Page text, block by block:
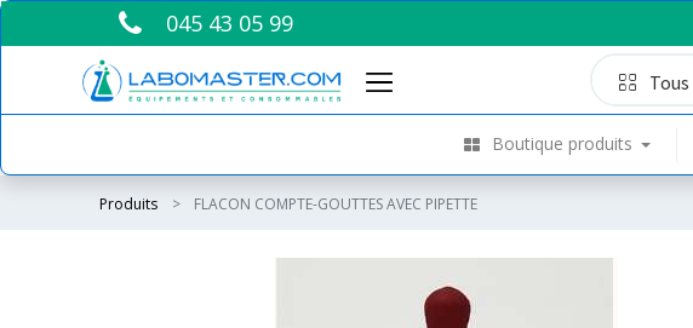
045 43 05 99
Tous
Boutique produits
Produits FLACON COMPTE-GOUTTES AVEC PIPETTE